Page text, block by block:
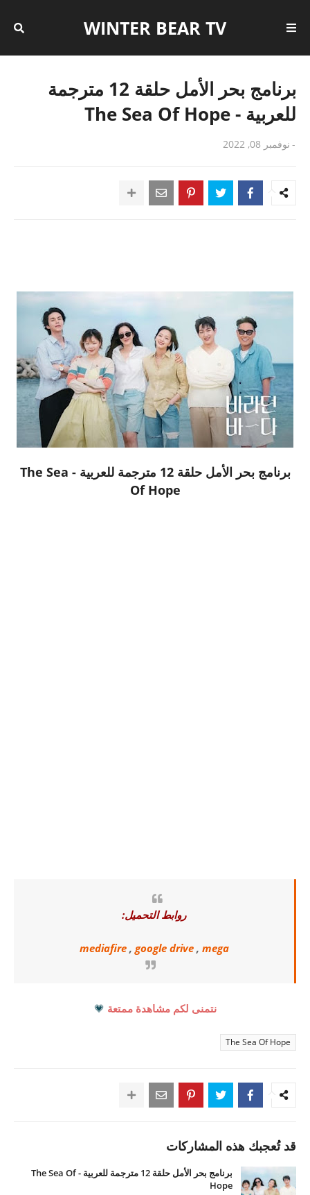
WINTER BEAR TV
برنامج بحر الأمل حلقة 12 مترجمة
للعربية - The Sea Of Hope
- نوفمبر 08, 2022
برنامج بحر الأمل حلقة 12 مترجمة للعربية - The Sea
Of Hope
روابط التحميل:
mediafire, google drive, mega
نتمنى لكم مشاهدة ممتعة 💗
The Sea Of Hope
قد تُعجبك هذه المشاركات
برنامج بحر الأمل حلقة 12 مترجمة للعربية - The Sea Of
Hope